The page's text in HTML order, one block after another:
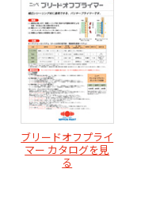
ブリードオフプライ
マー カタログを見
る